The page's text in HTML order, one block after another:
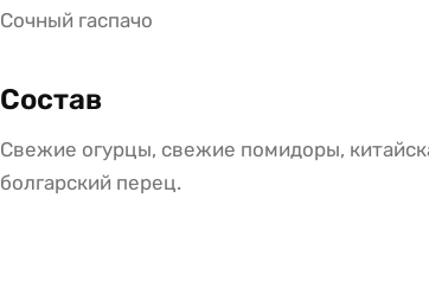
Сочный гаспачо
Состав
Свежие огурцы, свежие помидоры,
болгарский перец.